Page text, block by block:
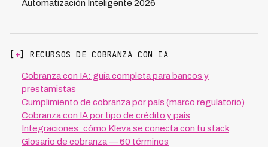
Automatización Inteligente 2026
[+] RECURSOS DE COBRANZA CON IA
Cobranza con IA: guía completa para bancos y
prestamistas
Cumplimiento de cobranza por país (marco regulatorio)
Cobranza con IA por tipo de crédito y país
Integraciones: cómo Kleva se conecta con tu stack
Glosario de cobranza — 60 términos